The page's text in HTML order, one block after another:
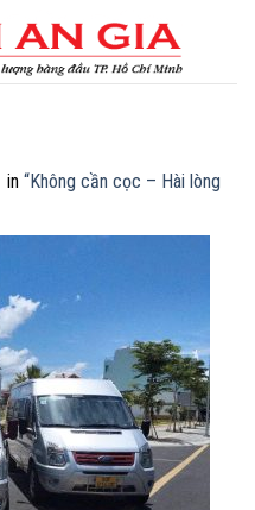
in “Không cần cọc – Hài lòng